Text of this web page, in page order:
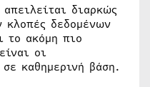
διαρκώς
κλοπές δεδομένων
το ακόμη πιο
οι
καθημερινή βάση.